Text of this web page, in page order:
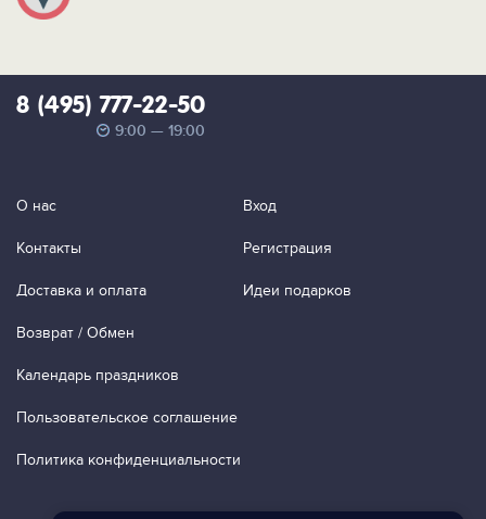
8 (495) 777-22-50
9:00 — 19:00
О нас
Контакты
Доставка и оплата
Возврат / Обмен
Календарь праздников
Пользовательское соглашение
Политика конфиденциальности
Вход
Регистрация
Идеи подарков